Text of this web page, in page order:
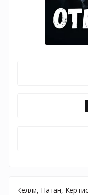
Келли, Натан,